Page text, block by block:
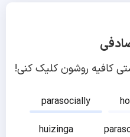
کافیه روشون کلیک کنی!
parasocially
huizinga